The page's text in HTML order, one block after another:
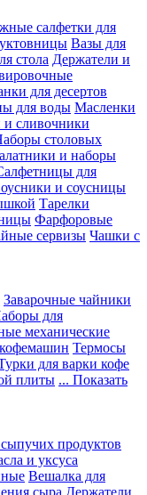
салфетки для
Вазы для
стола Держатели и
для десертов
для воды Масленки
сливочники
столовых
и наборы
для
и соусницы
Тарелки
Фарфоровые
сервизы Чашки с
Заварочные чайники
для
механические
Термосы
для варки кофе
плиты ... Показать
продуктов
и уксуса
Вешалка для
сыра Держатели